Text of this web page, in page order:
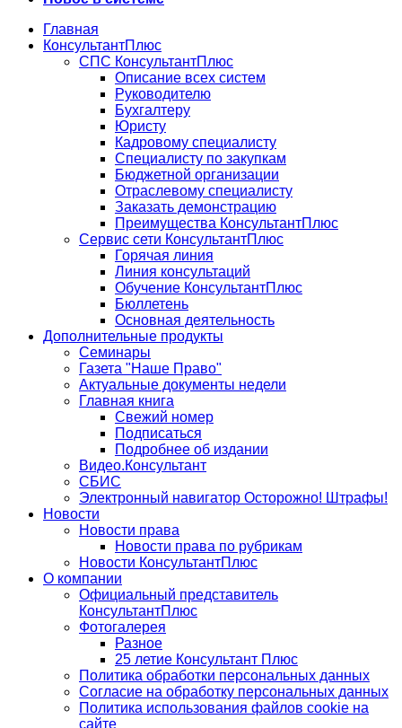
Главная
КонсультантПлюс
СПС КонсультантПлюс
Описание всех систем
Руководителю
Бухгалтеру
Юристу
Кадровому специалисту
Специалисту по закупкам
Бюджетной организации
Отраслевому специалисту
Заказать демонстрацию
Преимущества КонсультантПлюс
Сервис сети КонсультантПлюс
Горячая линия
Линия консультаций
Обучение КонсультантПлюс
Бюллетень
Основная деятельность
Дополнительные продукты
Семинары
Газета "Наше Право"
Актуальные документы недели
Главная книга
Свежий номер
Подписаться
Подробнее об издании
Видео.Консультант
СБИС
Электронный навигатор Осторожно! Штрафы!
Новости
Новости права
Новости права по рубрикам
Новости КонсультантПлюс
О компании
Официальный представитель
КонсультантПлюс
Фотогалерея
Разное
25 летие Консультант Плюс
Политика обработки персональных данных
Согласие на обработку персональных данных
Политика использования файлов cookie на
сайте